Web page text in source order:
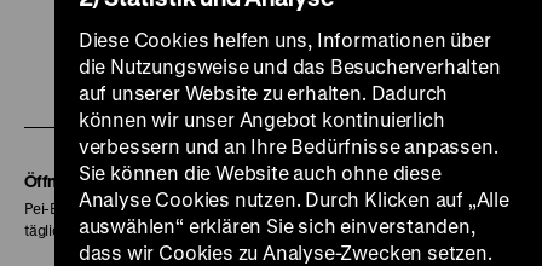
Zu
unserer
Instagram
Seite
Zu
unserer
YouTube
Seite
Zu
unserer
Facebook
Seite
unserer
LinkedIn
Seite
Zu
unserer
Soundcloud
Seite
Öffnungszeiten
Pei-Bau:
täglich 10-18 Uhr
Diese Cookies helfen uns, Informationen über
die Nutzungsweise und das Besucherverhalten
auf unserer Website zu erhalten. Dadurch
können wir unser Angebot kontinuierlich
verbessern und an Ihre Bedürfnisse anpassen.
Sie können die Website auch ohne diese
Analyse Cookies nutzen. Durch Klicken auf „Alle
auswählen“ erklären Sie sich einverstanden,
dass wir Cookies zu Analyse-Zwecken setzen.